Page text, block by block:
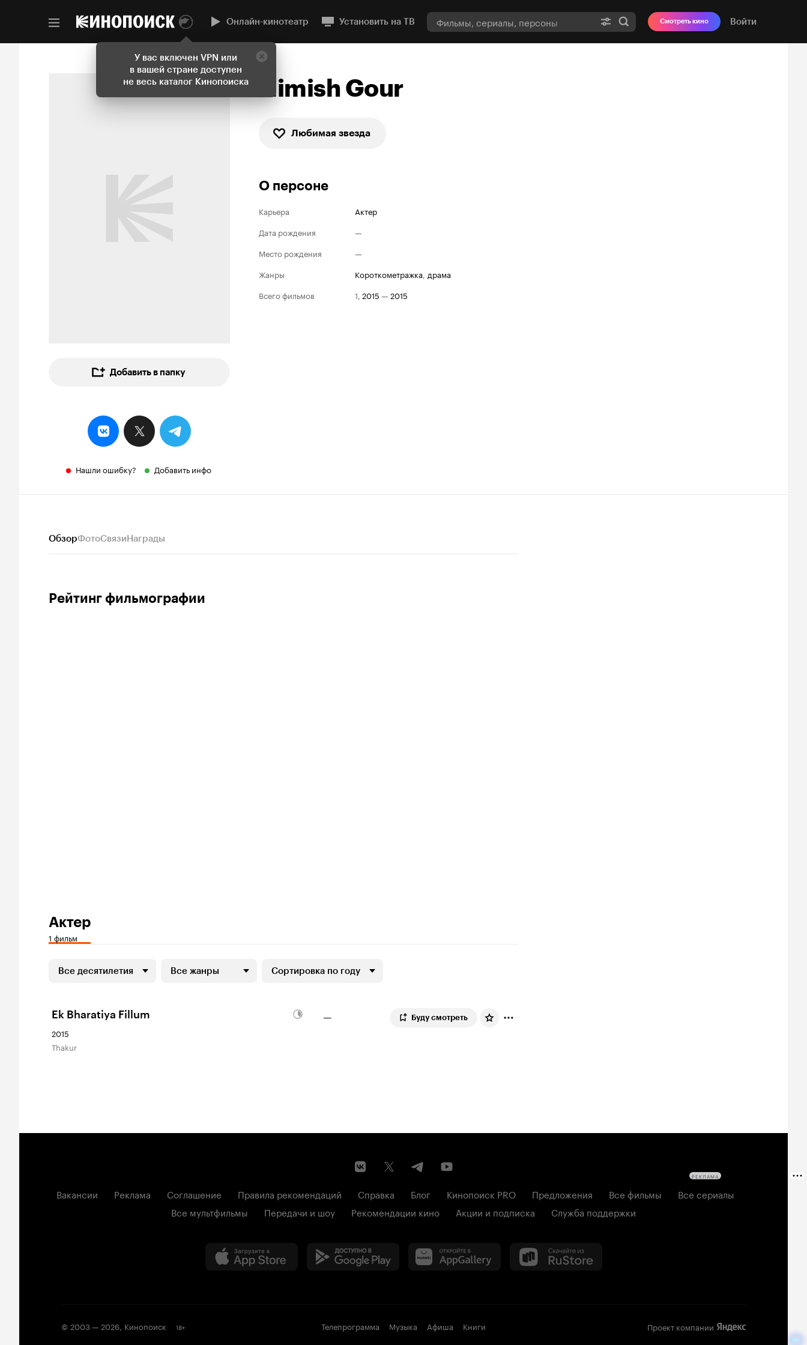
У вас включен VPN или
в вашей стране доступен
не весь каталог Кинопоиска
Онлайн-кинотеатр Установить на ТВ Смотреть кино Войти
Добавить в папку
Нашли ошибку? Добавить инфо
Nimish Gour
Любимая звезда
О персоне
Карьера
Актер
Дата рождения
—
Место рождения
—
Жанры
короткометражка, драма
Всего фильмов
1, 2015 — 2015
ОбзорФотоСвязиНаграды
Рейтинг фильмографии
Актер
1 фильм
Все десятилетия Все жанры Сортировка по году
Ek Bharatiya Fillum
2015
Thakur
— Буду смотреть
Вакансии Реклама Соглашение Правила рекомендаций Справка Блог Кинопоиск PRO Предложения Все фильмы
Все сериалы
Все мультфильмы
Передачи и шоу Рекомендации кино Акции и подписка Служба поддержки
© 2003 —2026, Кинопоиск 18+ Телепрограмма Музыка Афиша Книги Проект компании
РЕКЛАМА